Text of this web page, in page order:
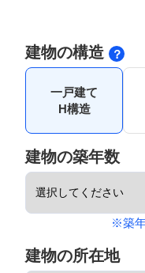
建物の構造
一戸建て
H構造
建物の築年数
※築
建物の所在地